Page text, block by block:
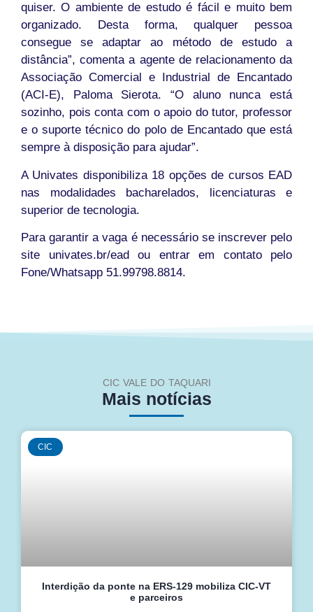
quiser. O ambiente de estudo é fácil e muito bem
organizado. Desta forma, qualquer pessoa
consegue se adaptar ao método de estudo a
distância”, comenta a agente de relacionamento da
Associação Comercial e Industrial de Encantado
(ACI-E), Paloma Sierota. “O aluno nunca está
sozinho, pois conta com o apoio do tutor, professor
e o suporte técnico do polo de Encantado que está
sempre à disposição para ajudar”.
A Univates disponibiliza 18 opções de cursos EAD
nas modalidades bacharelados, licenciaturas e
superior de tecnologia.
Para garantir a vaga é necessário se inscrever pelo
site univates.br/ead ou entrar em contato pelo
Fone/Whatsapp 51.99798.8814.
CIC VALE DO TAQUARI
Mais notícias
CIC
Interdição da ponte na ERS-129 mobiliza CIC-VT
e parceiros